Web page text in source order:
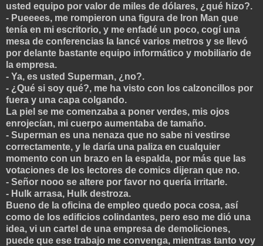
usted equipo por valor de miles de dólares, ¿qué hizo?.
- Pueeees, me rompieron una figura de Iron Man que
tenía en mi escritorio, y me enfadé un poco, cogí una
mesa de conferencias la lancé varios metros y se llevó
por delante bastante equipo informático y mobiliario de
la empresa.
- Ya, es usted Superman, ¿no?.
- ¿Qué si soy qué?, me ha visto con los calzoncillos por
fuera y una capa colgando.
La piel se me comenzaba a poner verdes, mis ojos
enrojecían, mi cuerpo aumentaba de tamaño.
- Superman es una nenaza que no sabe ni vestirse
correctamente, y le daría una paliza en cualquier
momento con un brazo en la espalda, por más que las
votaciones de los lectores de comics dijeran que no.
- Señor nooo se altere por favor no quería irritarle.
- Hulk arrasa, Hulk destroza.
Bueno de la oficina de empleo quedo poca cosa, así
como de los edificios colindantes, pero eso me dió una
idea, vi un cartel de una empresa de demoliciones,
puede que ese trabajo me convenga, mientras tanto voy